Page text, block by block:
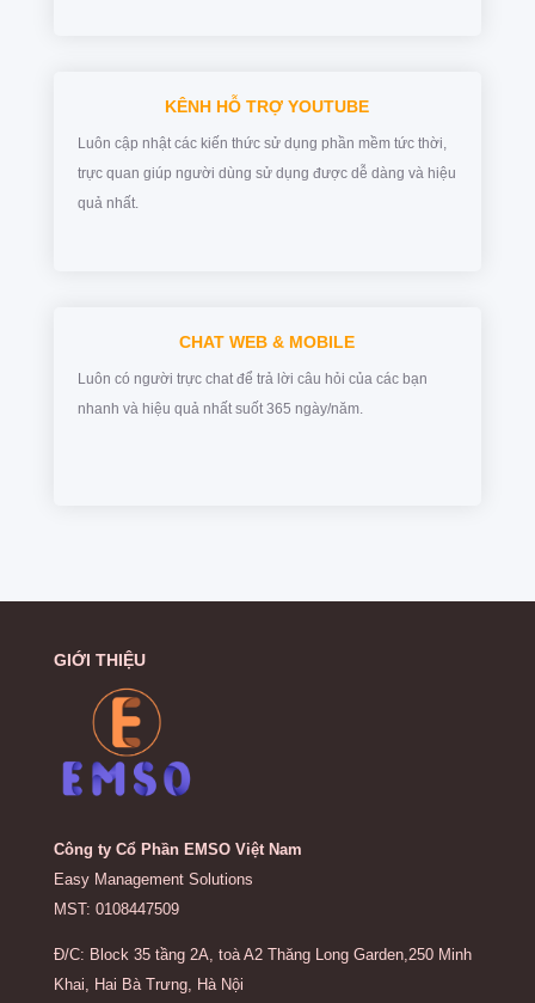
KÊNH HỖ TRỢ YOUTUBE
Luôn cập nhật các kiến thức sử dụng phần mềm tức thời,
trực quan giúp người dùng sử dụng được dễ dàng và hiệu
quả nhất.
CHAT WEB & MOBILE
Luôn có người trực chat để trả lời câu hỏi của các bạn
nhanh và hiệu quả nhất suốt 365 ngày/năm.
GIỚI THIỆU
Công ty Cổ Phần EMSO Việt Nam
Easy Management Solutions
MST: 0108447509
Đ/C: Block 35 tầng 2A, toà A2 Thăng Long Garden,250 Minh
Khai, Hai Bà Trưng, Hà Nội